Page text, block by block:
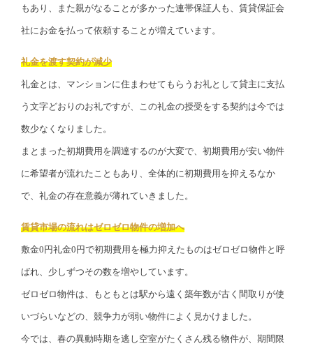
もあり、また親がなることが多かった連帯保証人も、賃貸保証会
社にお金を払って依頼することが増えています。
礼金を渡す契約が減少
礼金とは、マンションに住まわせてもらうお礼として貸主に支払
う文字どおりのお礼ですが、この礼金の授受をする契約は今では
数少なくなりました。
まとまった初期費用を調達するのが大変で、初期費用が安い物件
に希望者が流れたこともあり、全体的に初期費用を抑えるなか
で、礼金の存在意義が薄れていきました。
賃貸市場の流れはゼロゼロ物件の増加へ
敷金0円礼金0円で初期費用を極力抑えたものはゼロゼロ物件と呼
ばれ、少しずつその数を増やしています。
ゼロゼロ物件は、もともとは駅から遠く築年数が古く間取りが使
いづらいなどの、競争力が弱い物件によく見かけました。
今では、春の異動時期を逃し空室がたくさん残る物件が、期間限